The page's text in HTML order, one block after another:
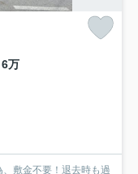
万
敷金不要！退去時も過